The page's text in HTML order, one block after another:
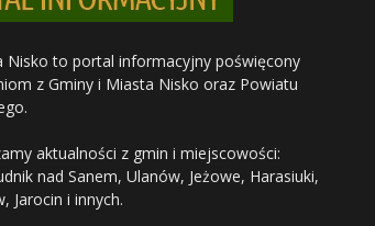
Nisko to portal informacyjny poświęcony
z Gminy i Miasta Nisko oraz Powiatu
aktualności z gmin i miejscowości:
nad Sanem, Ulanów, Jeżowe, Harasiuki,
Jarocin i innych.